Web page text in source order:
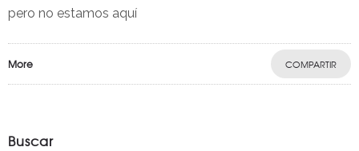
pero no estamos aquí
More COMPARTIR
Buscar